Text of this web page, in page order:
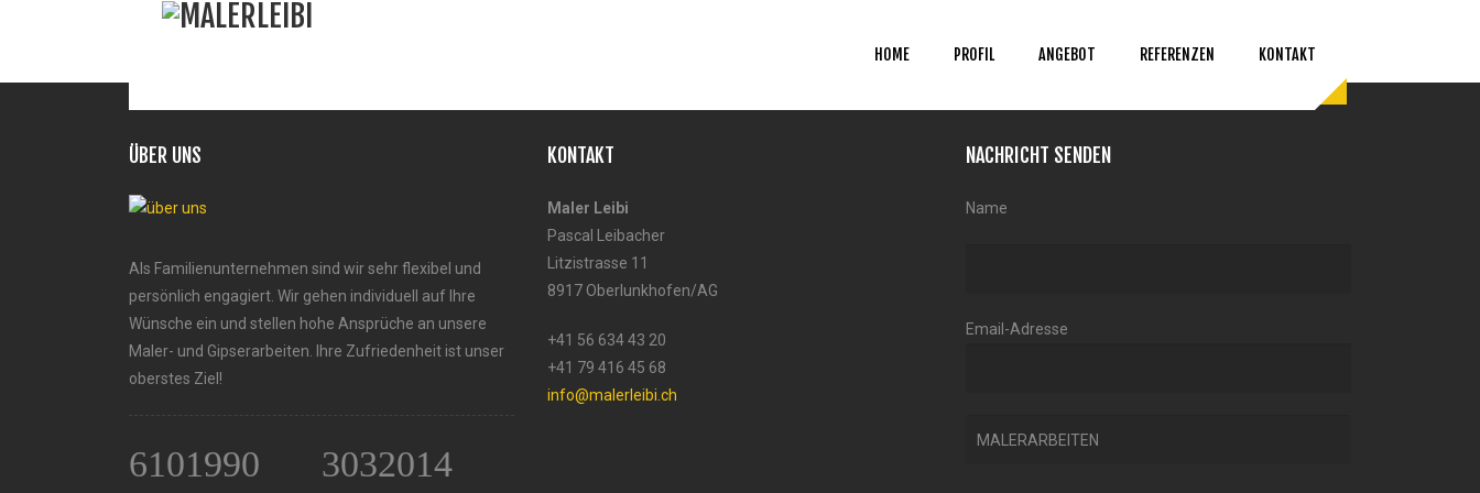
HOME PROFIL ANGEBOT REFERENZEN KONTAKT
ÜBER UNS
Als Familienunternehmen sind wir sehr flexibel und
persönlich engagiert. Wir gehen individuell auf Ihre
Wünsche ein und stellen hohe Ansprüche an unsere
Maler- und Gipserarbeiten. Ihre Zufriedenheit ist unser
oberstes Ziel!
6101990 3032014
KONTAKT
Maler Leibi
Pascal Leibacher
Litzistrasse 11
8917 Oberlunkhofen/AG
+41 56 634 43 20
+41 79 416 45 68
info@malerleibi.ch
NACHRICHT SENDEN
Name
Email-Adresse